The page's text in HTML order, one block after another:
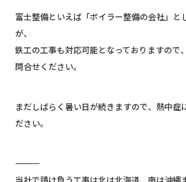
富士整備といえば「ボイラー整備の会社」と
が、
鉄工の工事も対応可能となっておりますので
問合せください。
まだしばらく暑い日が続きますので、熱中症
ださい。
―――――――――――――